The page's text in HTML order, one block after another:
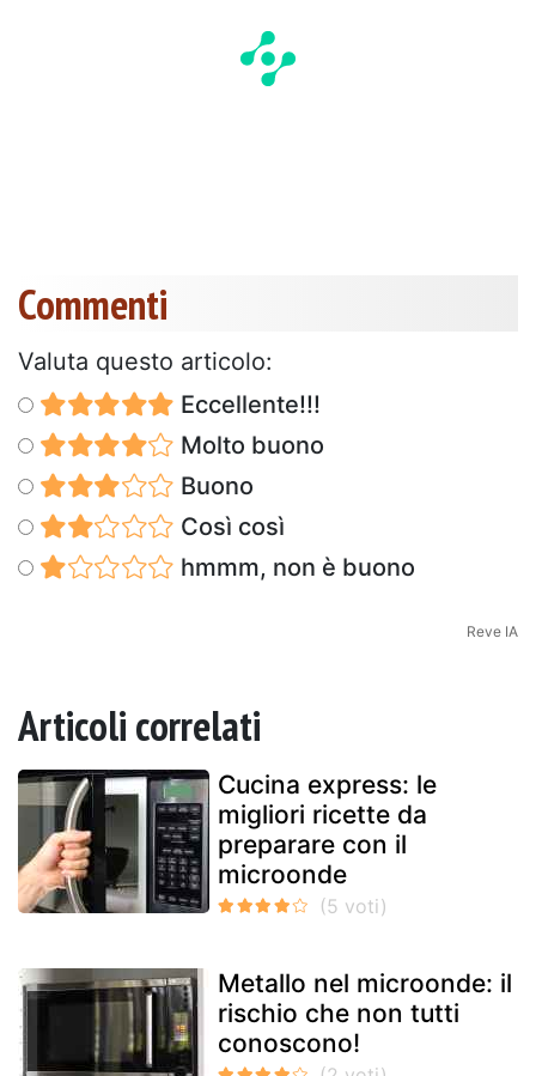
Commenti
Valuta questo articolo:
Eccellente!!!
Molto buono
Buono
Così così
hmmm, non è buono
Reve IA
Articoli correlati
Cucina express: le
migliori ricette da
preparare con il
microonde
Metallo nel microonde: il
rischio che non tutti
conoscono!